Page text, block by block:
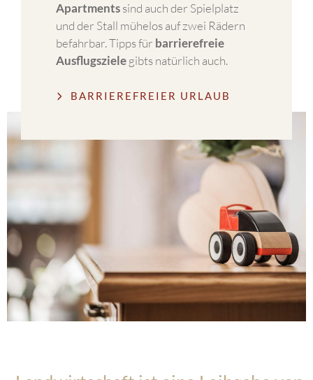
Apartmentssind auch der Spielplatz
und der Stall mühelos auf zwei Rädern
befahrbar. Tipps für barrierefreie
Ausflugszielegibts natürlich auch.
BARRIEREFREIER URLAUB